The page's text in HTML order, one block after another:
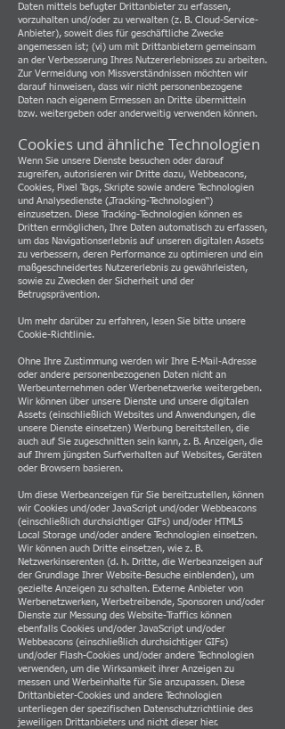
Daten mittels befugter Drittanbieter zu erfassen,
vorzuhalten und/oder zu verwalten (z. B. Cloud-Service-
Anbieter), soweit dies für geschäftliche Zwecke
angemessen ist; (vi) um mit Drittanbietern gemeinsam
an der Verbesserung Ihres Nutzererlebnisses zu arbeiten.
Zur Vermeidung von Missverständnissen möchten wir
darauf hinweisen, dass wir nicht personenbezogene
Daten nach eigenem Ermessen an Dritte übermitteln
bzw. weitergeben oder anderweitig verwenden können.
Cookies und ähnliche Technologien
Wenn Sie unsere Dienste besuchen oder darauf
zugreifen, autorisieren wir Dritte dazu, Webbeacons,
Cookies, Pixel Tags, Skripte sowie andere Technologien
und Analysedienste („Tracking-Technologien“)
einzusetzen. Diese Tracking-Technologien können es
Dritten ermöglichen, Ihre Daten automatisch zu erfassen,
um das Navigationserlebnis auf unseren digitalen Assets
zu verbessern, deren Performance zu optimieren und ein
maßgeschneidertes Nutzererlebnis zu gewährleisten,
sowie zu Zwecken der Sicherheit und der
Betrugsprävention.
Um mehr darüber zu erfahren, lesen Sie bitte unsere
Cookie-Richtlinie.
Ohne Ihre Zustimmung werden wir Ihre E-Mail-Adresse
oder andere personenbezogenen Daten nicht an
Werbeunternehmen oder Werbenetzwerke weitergeben.
Wir können über unsere Dienste und unsere digitalen
Assets (einschließlich Websites und Anwendungen, die
unsere Dienste einsetzen) Werbung bereitstellen, die
auch auf Sie zugeschnitten sein kann, z. B. Anzeigen, die
auf Ihrem jüngsten Surfverhalten auf Websites, Geräten
oder Browsern basieren.
Um diese Werbeanzeigen für Sie bereitzustellen, können
wir Cookies und/oder JavaScript und/oder Webbeacons
(einschließlich durchsichtiger GIFs) und/oder HTML5
Local Storage und/oder andere Technologien einsetzen.
Wir können auch Dritte einsetzen, wie z. B.
Netzwerkinserenten (d. h. Dritte, die Werbeanzeigen auf
der Grundlage Ihrer Website-Besuche einblenden), um
gezielte Anzeigen zu schalten. Externe Anbieter von
Werbenetzwerken, Werbetreibende, Sponsoren und/oder
Dienste zur Messung des Website-Traffics können
ebenfalls Cookies und/oder JavaScript und/oder
Webbeacons (einschließlich durchsichtiger GIFs)
und/oder Flash-Cookies und/oder andere Technologien
verwenden, um die Wirksamkeit ihrer Anzeigen zu
messen und Werbeinhalte für Sie anzupassen. Diese
Drittanbieter-Cookies und andere Technologien
unterliegen der spezifischen Datenschutzrichtlinie des
jeweiligen Drittanbieters und nicht dieser hier.